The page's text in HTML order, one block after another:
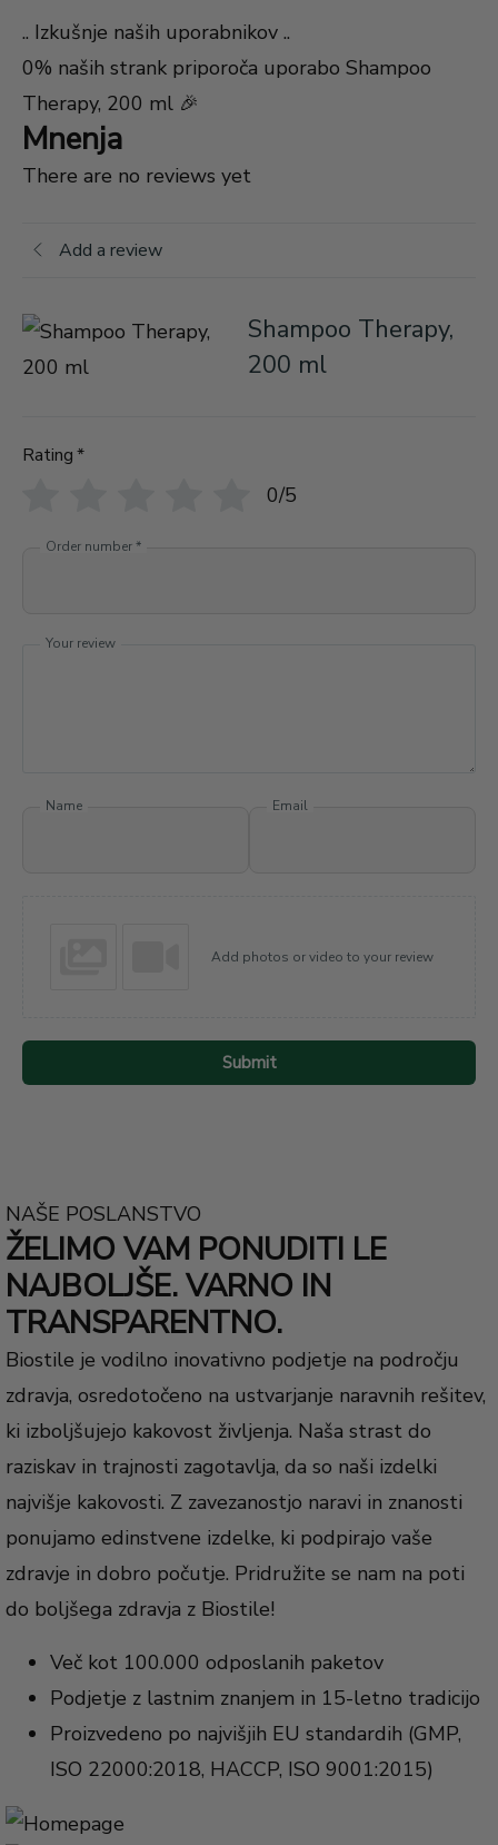
.. Izkušnje naših uporabnikov ..
0% naših strank priporoča uporabo Shampoo
Therapy, 200 ml 🎉
Mnenja
There are no reviews yet
Add a review
Shampoo Therapy,
200 ml
Rating*
0/5
Order number*
Your review
Name Email
Add photos or video to your review
Submit
NAŠE POSLANSTVO
ŽELIMO VAM PONUDITI LE
NAJBOLJŠE. VARNO IN
TRANSPARENTNO.
Biostile je vodilno inovativno podjetje na področju
zdravja, osredotočeno na ustvarjanje naravnih rešitev,
ki izboljšujejo kakovost življenja. Naša strast do
raziskav in trajnosti zagotavlja, da so naši izdelki
najvišje kakovosti. Z zavezanostjo naravi in znanosti
ponujamo edinstvene izdelke, ki podpirajo vaše
zdravje in dobro počutje. Pridružite se nam na poti
do boljšega zdravja z Biostile!
Več kot 100.000 odposlanih paketov
Podjetje z lastnim znanjem in 15-letno tradicijo
Proizvedeno po najvišjih EU standardih (GMP,
ISO 22000:2018, HACCP, ISO 9001:2015)